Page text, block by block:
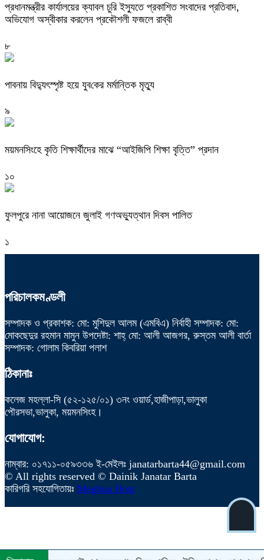
প্রধানমন্ত্রীর কার্যালয়ের ক্যাবল চুরি ইস্যুতে প্রকাশিত সংবাদের প্রতিবাদ,
অভিযোগ অস্বীকার করলেন প্রকৌশলী ফজলে রাব্বী
৮
পাবনায় বিদ্যুৎস্পৃষ্ট হয়ে যুব‌কের মর্মান্তিক মৃত্যু
৯
ময়মনসিংহে কৃতি শিক্ষার্থীদের মাঝে “আইজিপি শিক্ষা বৃত্তি” প্রদান
১০
ফুলপুরে নানা আয়োজনে জুলাই গণঅভ্যুত্থান দিবস পালিত
১
পরিচালকমণ্ডলী
সম্পাদক ও প্রকাশক: মো: মুশিদুল আলম (এমবিএ) নির্বাহী সম্পাদক: মো:
মোকছেদুর রহমান মামুন উপদেষ্টা: শাহ্ মো: আলী আজগর, রুস্তম আলী বার্তা
সম্পাদক: গোলাম কিবরিয়া পলাশ
ঠিকানাঃ
কলেজ মহল্লা-সি (৫২-১২৫/০১) ৩নং ওয়ার্ড,হাজীপাড়া,ভালুকা
পৌরসভা,ভালুকা, ময়মনসিংহ।
যোগাযোগ:
নাম্বার: ০১৭১১-০৫৯৩৩৬ ই-মেইলঃ janatarbarta44@gmail.com
© All rights reserved © Dainik Janatar Barta
কারিগরি সহযোগিতায়ঃ Meghna Host